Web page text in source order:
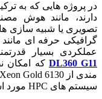
در پروژه هایی که به
دارند، مانند هوش
تصویری یا شبیه سازی
عملکردی بسیار
DL360 G11 که امکان
سیستم های HPC مورد استفاده قرار گیرند.